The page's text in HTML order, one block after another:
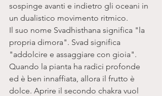
sospinge avanti e indietro gli oceani in
un dualistico movimento ritmico.
Il suo nome Svadhisthana significa "la
propria dimora". Svad significa
"addolcire e assaggiare con gioia".
Quando la pianta ha radici profonde
ed è ben innaffiata, allora il frutto è
dolce. Aprire il secondo chakra vuol